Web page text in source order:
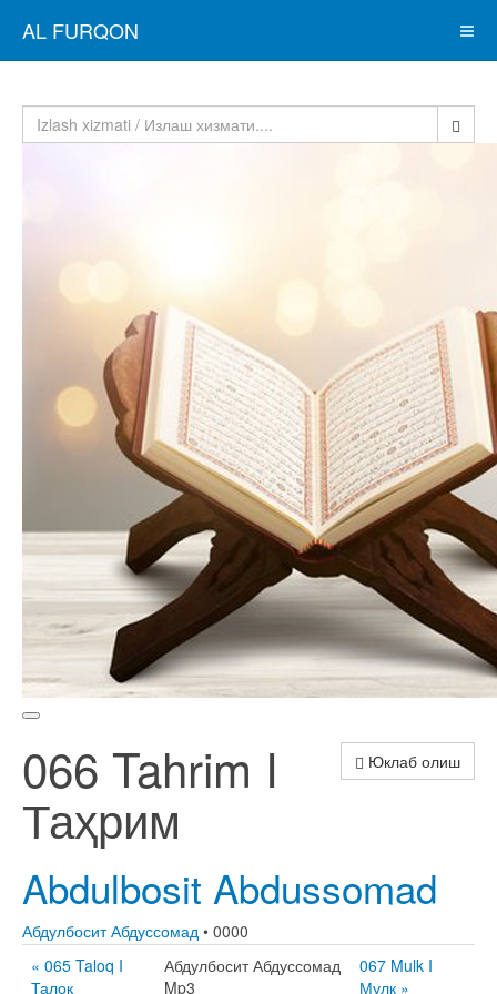
AL FURQON
Юклаб олиш
066 Tahrim I
Таҳрим
Abdulbosit Abdussomad
Абдулбосит Абдуссомад • 0000
« 065 Taloq I
Талоқ
Абдулбосит Абдуссомад
Mp3
067 Mulk I
Мулк »